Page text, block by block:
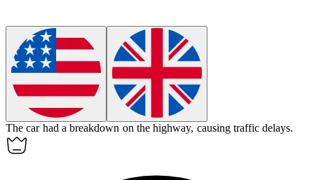
The car had abreakdown on the highway, causing traffic delays.